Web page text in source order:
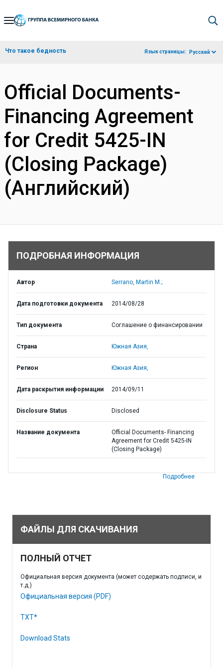
Skip
Navigation
Что такое бедность Язык страницы: Русский
Official Documents-
Financing Agreement
for Credit 5425-IN
(Closing Package)
(Английский)
ПОДРОБНАЯ ИНФОРМАЦИЯ
Автор Serrano, Martin M.;
Дата подготовки документа 2014/08/28
Тип документа Соглашение о финансировании
Страна Южная Азия,
Регион Южная Азия,
Дата раскрытия информации 2014/09/11
Disclosure Status Disclosed
Название документа
Official Documents- Financing
Agreement for Credit 5425-IN
(Closing Package)
Подробнее
ФАЙЛЫ ДЛЯ СКАЧИВАНИЯ
ПОЛНЫЙ ОТЧЕТ
Официальная версия документа (может содержать подписи, и
т.д.)
Официальная версия (PDF)
TXT*
Download Stats